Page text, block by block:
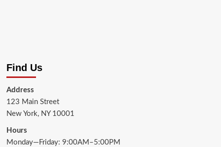
Find Us
Address
123 Main Street
New York, NY 10001
Hours
Monday—Friday: 9:00AM–5:00PM